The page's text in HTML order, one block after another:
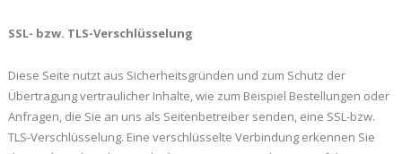
SSL- bzw. TLS-Verschlüsselung
Diese Seite nutzt aus Sicherheitsgründen und zum Schutz der
Übertragung vertraulicher Inhalte, wie zum Beispiel Bestellungen oder
Anfragen, die Sie an uns als Seitenbetreiber senden, eine SSL-bzw.
TLS-Verschlüsselung. Eine verschlüsselte Verbindung erkennen Sie